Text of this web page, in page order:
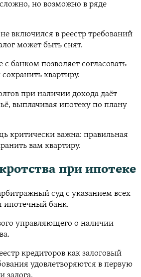
но возможно в ряде
включился в реестр требований
может быть снят.
банком позволяет согласовать
квартиру.
при наличии дохода даёт
выплачивая ипотеку по плану
критически важна: правильная
вам квартиру.
при ипотеке
суд с указанием всех
ипотечный банк.
управляющего о наличии
кредиторов как залоговый
удовлетворяются в первую